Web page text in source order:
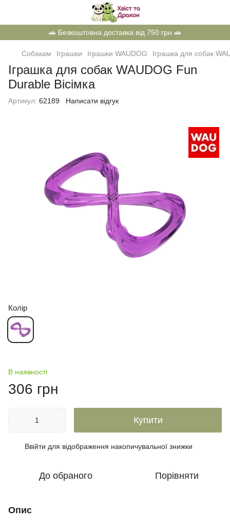
🚗 Безкоштовна доставка від 750 грн 🚗
Собакам Іграшки Іграшки WAUDOG Іграшка для собак
Іграшка для собак WAUDOG Fun
Durable Вісімка
Артикул: 62189 Написати відгук
Колір
В наявності
306 грн
Купити
Ввійти для відображення накопичувальної знижки
До обраного Порівняти
Опис